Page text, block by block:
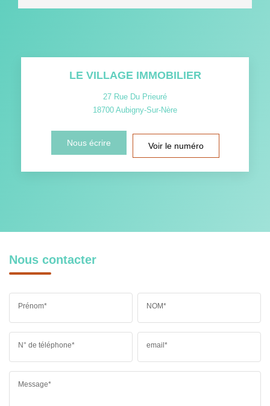
LE VILLAGE IMMOBILIER
27 Rue Du Prieuré
18700 Aubigny-Sur-Nère
Nous écrire Voir le numéro
Nous contacter
Prénom* NOM*
N° de téléphone* email*
Message*